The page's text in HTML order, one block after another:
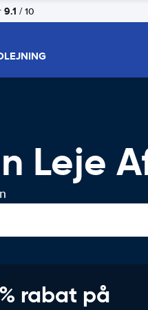
9.1 / 10
Leje
rabat på